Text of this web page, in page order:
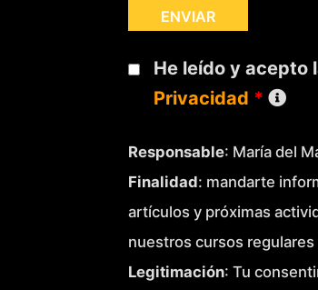
He leído y acepto
Privacidad *
Responsable: María del
Finalidad: mandarte
artículos y próximas
nuestros cursos
Legitimación: Tu